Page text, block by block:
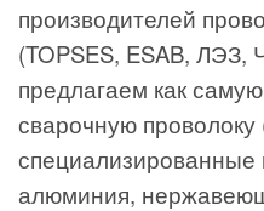
производителей
(TOPSES, ESAB,
предлагаем как
сварочную
специализированные
алюминия,